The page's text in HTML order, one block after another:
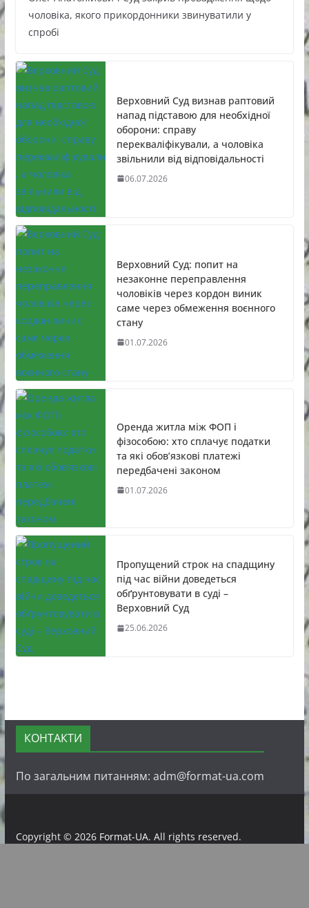
чоловіка, якого прикордонники звинуватили у
спробі
Верховний Суд визнав раптовий
напад підставою для необхідної
оборони: справу
перекваліфікували, а чоловіка
звільнили від відповідальності
06.07.2026
Верховний Суд: попит на
незаконне переправлення
чоловіків через кордон виник
саме через обмеження воєнного
стану
01.07.2026
Оренда житла між ФОП і
фізособою: хто сплачує податки
та які обов’язкові платежі
передбачені законом
01.07.2026
Пропущений строк на спадщину
під час війни доведеться
обґрунтовувати в суді –
Верховний Суд
25.06.2026
КОНТАКТИ
По загальним питанням: adm@format-ua.com
Copyright © 2026 Format-UA. All rights reserved.